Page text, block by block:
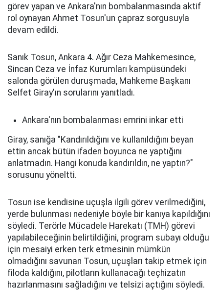
görev yapan ve Ankara'nın bombalanmasında aktif
rol oynayan Ahmet Tosun'un çapraz sorgusuyla
devam edildi.
Sanık Tosun, Ankara 4. Ağır Ceza Mahkemesince,
Sincan Ceza ve İnfaz Kurumları kampüsündeki
salonda görülen duruşmada, Mahkeme Başkanı
Selfet Giray'ın sorularını yanıtladı.
Ankara'nın bombalanması emrini inkar etti
Giray, sanığa "Kandırıldığını ve kullanıldığını beyan
ettin ancak bütün ifaden boyunca ne yaptığını
anlatmadın. Hangi konuda kandırıldın, ne yaptın?"
sorusunu yöneltti.
Tosun ise kendisine uçuşla ilgili görev verilmediğini,
yerde bulunması nedeniyle böyle bir kanıya kapıldığını
söyledi. Terörle Mücadele Harekatı (TMH) görevi
yapılabileceğinin belirtildiğini, program subayı olduğu
için mesaiyi erken terk etmesinin mümkün
olmadığını savunan Tosun, uçuşları takip etmek için
filoda kaldığını, pilotların kullanacağı teçhizatın
hazırlanmasını sağladığını ve telsizi açtığını söyledi.